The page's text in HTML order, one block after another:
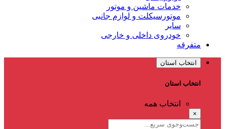
خدمات ماشین و موتور
موتورسیکلت و لوازم جانبی
سایر
خودروی داخلی و خارجی
متفرقه
انتخاب استان
انتخاب استان
انتخاب همه
×